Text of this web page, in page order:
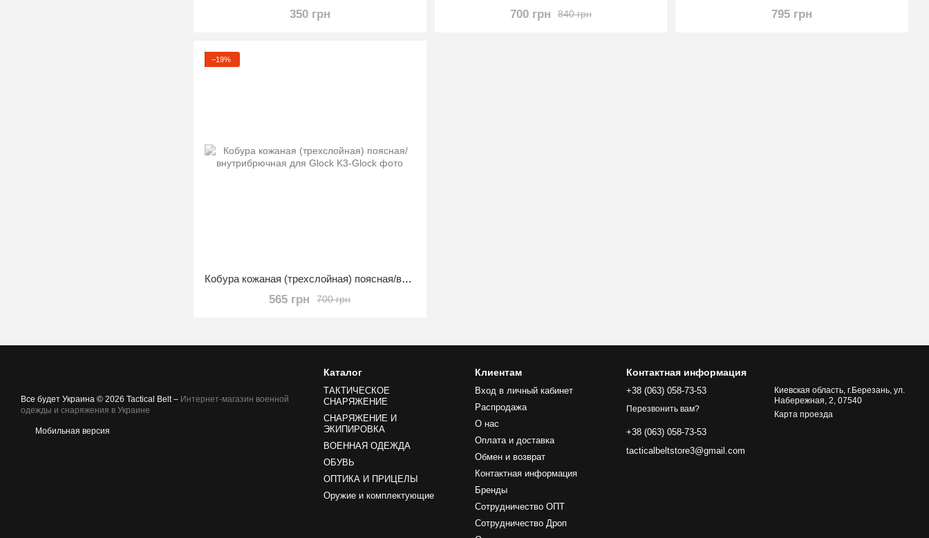
350 грн 840 грн
700 грн 795 грн
−19%
Кобура кожаная (трехслойная) поясная/внутрибрючная для Glock
700 грн
565 грн
Все будет Украина © 2026 Tactical Belt – Интернет-магазин военной
одежды и снаряжения в Украине
Мобильная версия
Каталог
ТАКТИЧЕСКОЕ
СНАРЯЖЕНИЕ
СНАРЯЖЕНИЕ И
ЭКИПИРОВКА
ВОЕННАЯ ОДЕЖДА
ОБУВЬ
ОПТИКА И ПРИЦЕЛЫ
Оружие и комплектующие
Клиентам
Вход в личный кабинет
Распродажа
О нас
Оплата и доставка
Обмен и возврат
Контактная информация
Бренды
Сотрудничество ОПТ
Сотрудничество Дроп
Контактная информация
+38 (063) 058-73-53
Перезвонить вам?
+38 (063) 058-73-53
tacticalbeltstore3@gmail.com
Киевская область, г.Березань, ул.
Набережная, 2, 07540
Карта проезда